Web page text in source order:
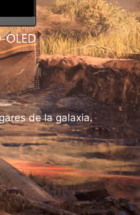
de la galaxia.